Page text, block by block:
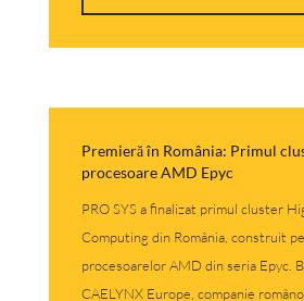
Premieră în România: Primul
procesoare AMD Epyc
PRO SYS a finalizat primul cluster
Computing din România, construit
procesoarelor AMD din seria Epyc.
CAELYNX Europe, companie